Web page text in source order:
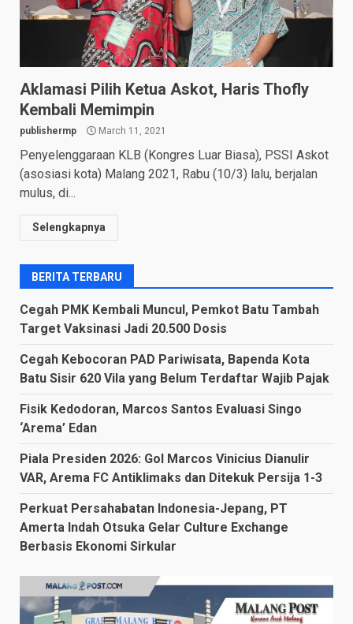
Aklamasi Pilih Ketua Askot, Haris Thofly
Kembali Memimpin
publishermp March 11, 2021
Penyelenggaraan KLB (Kongres Luar Biasa), PSSI Askot
(asosiasi kota) Malang 2021, Rabu (10/3) lalu, berjalan
mulus, di...
Selengkapnya
BERITA TERBARU
Cegah PMK Kembali Muncul, Pemkot Batu Tambah
Target Vaksinasi Jadi 20.500 Dosis
Cegah Kebocoran PAD Pariwisata, Bapenda Kota
Batu Sisir 620 Vila yang Belum Terdaftar Wajib Pajak
Fisik Kedodoran, Marcos Santos Evaluasi Singo
‘Arema’ Edan
Piala Presiden 2026: Gol Marcos Vinicius Dianulir
VAR, Arema FC Antiklimaks dan Ditekuk Persija 1-3
Perkuat Persahabatan Indonesia-Jepang, PT
Amerta Indah Otsuka Gelar Culture Exchange
Berbasis Ekonomi Sirkular